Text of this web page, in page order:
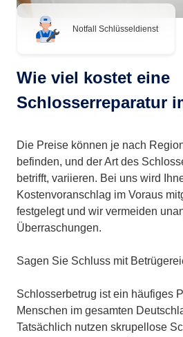
Notfall Schlüsseldienst
Wie viel kostet eine
Schlosserreparatur
Die Preise können je nach
befinden, und der Art des
betrifft, variieren. Bei uns wird
Kostenvoranschlag im Voraus
festgelegt und wir vermeiden
Überraschungen.
Sagen Sie Schluss mit
Schlosserbetrug ist ein häufiges
Menschen im gesamten
Tatsächlich nutzen skrupellose